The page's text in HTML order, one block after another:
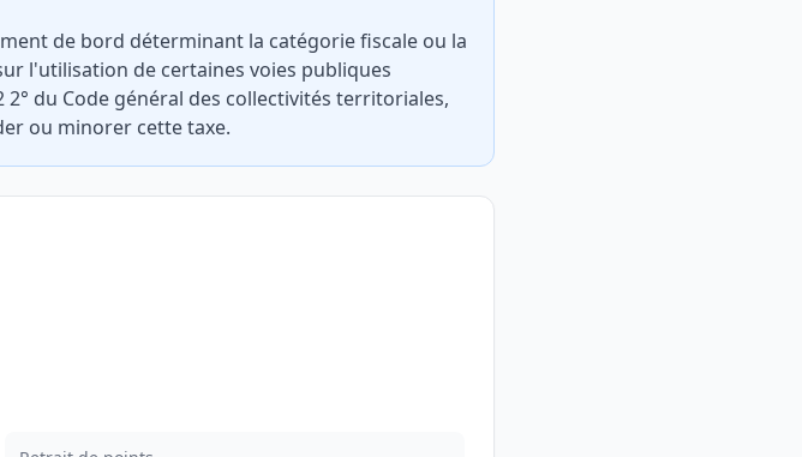
de bord déterminant la catégorie fiscale ou la
l'utilisation de certaines voies publiques
du Code général des collectivités territoriales,
ou minorer cette taxe.